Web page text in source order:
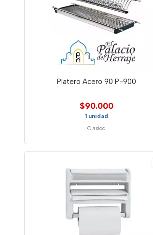
Platero Acero 90 P-900
$90.000
1 unidad
Clasicc